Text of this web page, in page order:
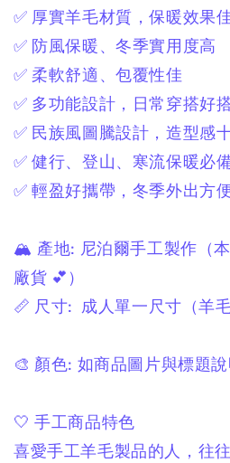
✅ 厚實羊毛材質，保暖效果
✅ 防風保暖、冬季實用度高
✅ 柔軟舒適、包覆性佳
✅ 多功能設計，日常穿搭好
✅ 民族風圖騰設計，造型感
✅ 健行、登山、寒流保暖必
✅ 輕盈好攜帶，冬季外出方
🏔 產地: 尼泊爾手工製作 （
廠貨 💕）
📏 尺寸: 成人單一尺寸 （羊
🎨 顏色: 如商品圖片與標題說
🤍 手工商品特色
喜愛手工羊毛製品的人， 往